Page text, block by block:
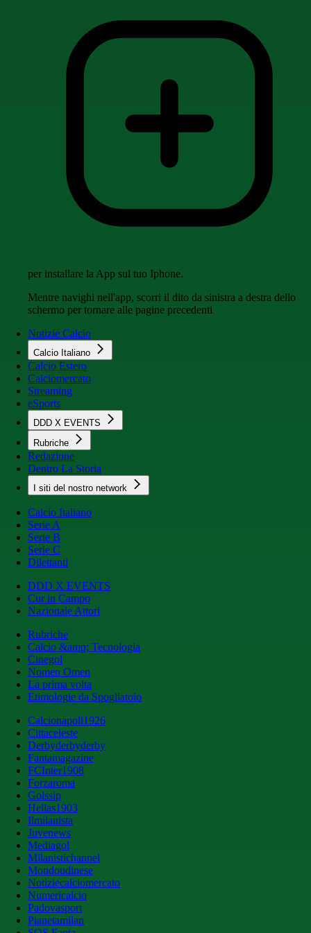
per installare la App sul tuo Iphone.
Mentre navighi nell'app, scorri il dito da sinistra a destra dello
schermo per tornare alle pagine precedenti
Notizie Calcio
Calcio Italiano
Calcio Estero
Calciomercato
Streaming
eSports
DDD X EVENTS
Rubriche
Redazione
Dentro La Storia
I siti del nostro network
Calcio Italiano
Serie A
Serie B
Serie C
Dilettanti
DDD X EVENTS
Cur in Campo
Nazionale Attori
Rubriche
Calcio &amp; Tecnologia
Cinegol
Nomen Omen
La prima volta
Etimologie da Spogliatoio
Calcionapoli1926
Cittaceleste
Derbyderbyderby
Fantamagazine
FCInter1908
Forzaroma
Golssip
Hellas1903
Ilmilanista
Juvenews
Mediagol
Milanistichannel
Mondoudinese
Notiziecalciomercato
Numericalcio
Padovasport
Pianetamilan